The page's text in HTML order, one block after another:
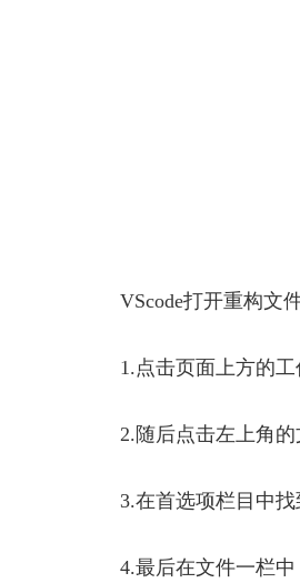
VScode打开重构文
1.点击页面上方的
2.随后点击左上角
3.在首选项栏目中
4.最后在文件一栏中